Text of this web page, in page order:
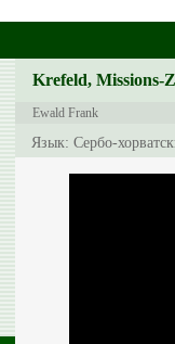
Krefeld, Missions-
Ewald Frank
Язык: Сербо-